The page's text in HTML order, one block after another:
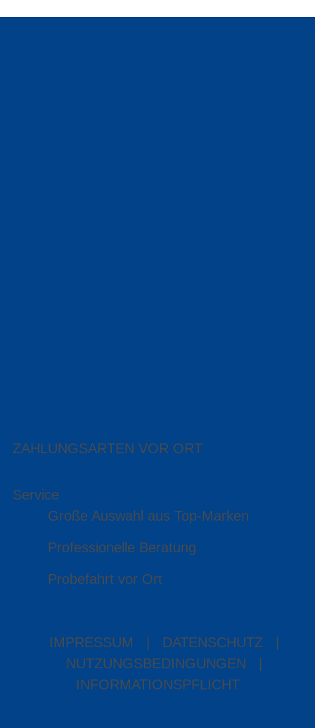
ZAHLUNGSARTEN VOR ORT
Service
Große Auswahl aus Top-Marken
Professionelle Beratung
Probefahrt vor Ort
IMPRESSUM DATENSCHUTZ
NUTZUNGSBEDINGUNGEN
INFORMATIONSPFLICHT